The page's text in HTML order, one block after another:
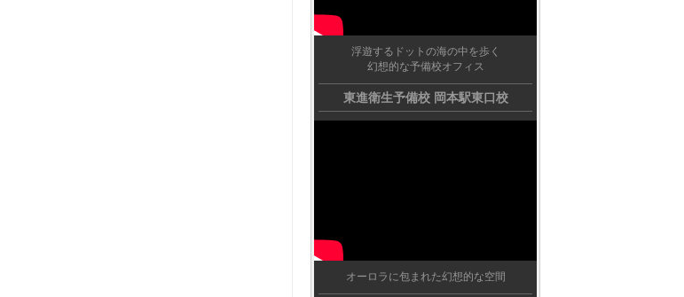
浮遊するドットの海の中を歩く
幻想的な予備校オフィス
東進衛生予備校 岡本駅東口校
オーロラに包まれた幻想的な空間